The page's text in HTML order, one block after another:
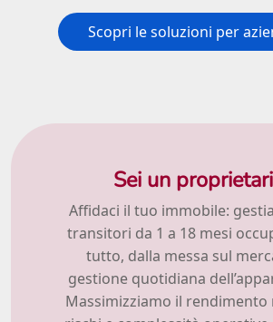
Scopri le soluzioni per
Sei un
Affidaci il tuo immobile:
transitori da 1 a 18 mesi
tutto, dalla messa sul
gestione quotidiana
Massimizziamo il rendimento